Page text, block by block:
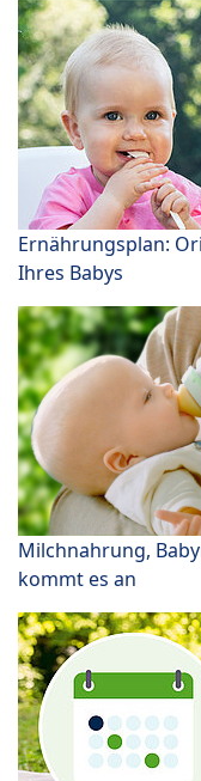
Ernährungsplan:
Ihres Babys
Milchnahrung,
kommt es an